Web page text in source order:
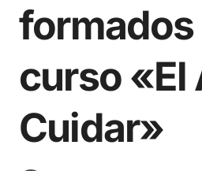
formados
curso «El
Cuidar»